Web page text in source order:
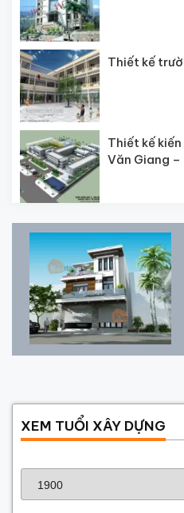
Thiết kế
Thiết kế
Văn Giang –
XEM TUỔI XÂY DỰNG